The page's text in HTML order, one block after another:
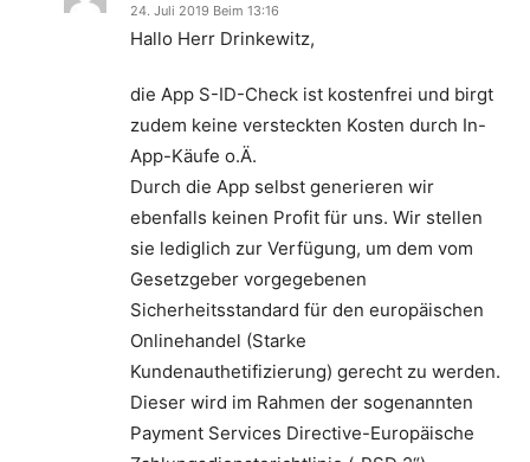
24. Juli 2019 Beim 13:16
Hallo Herr Drinkewitz,
die App S-ID-Check ist kostenfrei und birgt
zudem keine versteckten Kosten durch In-
App-Käufe o.Ä.
Durch die App selbst generieren wir
ebenfalls keinen Profit für uns. Wir stellen
sie lediglich zur Verfügung, um dem vom
Gesetzgeber vorgegebenen
Sicherheitsstandard für den europäischen
Onlinehandel (Starke
Kundenauthetifizierung) gerecht zu werden.
Dieser wird im Rahmen der sogenannten
Payment Services Directive-Europäische